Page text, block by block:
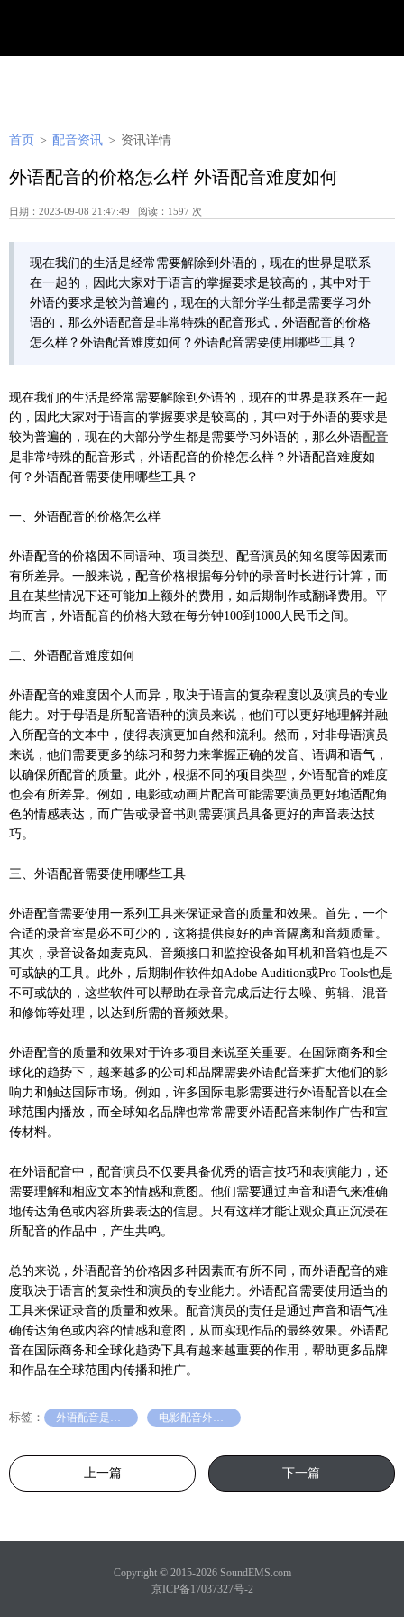
首页 > 配音资讯 > 资讯详情
外语配音的价格怎么样 外语配音难度如何
日期：2023-09-08 21:47:49 阅读：1597 次
现在我们的生活是经常需要解除到外语的，现在的世界是联系
在一起的，因此大家对于语言的掌握要求是较高的，其中对于
外语的要求是较为普遍的，现在的大部分学生都是需要学习外
语的，那么外语配音是非常特殊的配音形式，外语配音的价格
怎么样？外语配音难度如何？外语配音需要使用哪些工具？
现在我们的生活是经常需要解除到外语的，现在的世界是联系在一起
的，因此大家对于语言的掌握要求是较高的，其中对于外语的要求是
较为普遍的，现在的大部分学生都是需要学习外语的，那么外语配音
是非常特殊的配音形式，外语配音的价格怎么样？外语配音难度如
何？外语配音需要使用哪些工具？
一、外语配音的价格怎么样
外语配音的价格因不同语种、项目类型、配音演员的知名度等因素而
有所差异。一般来说，配音价格根据每分钟的录音时长进行计算，而
且在某些情况下还可能加上额外的费用，如后期制作或翻译费用。平
均而言，外语配音的价格大致在每分钟100到1000人民币之间。
二、外语配音难度如何
外语配音的难度因个人而异，取决于语言的复杂程度以及演员的专业
能力。对于母语是所配音语种的演员来说，他们可以更好地理解并融
入所配音的文本中，使得表演更加自然和流利。然而，对非母语演员
来说，他们需要更多的练习和努力来掌握正确的发音、语调和语气，
以确保所配音的质量。此外，根据不同的项目类型，外语配音的难度
也会有所差异。例如，电影或动画片配音可能需要演员更好地适配角
色的情感表达，而广告或录音书则需要演员具备更好的声音表达技
巧。
三、外语配音需要使用哪些工具
外语配音需要使用一系列工具来保证录音的质量和效果。首先，一个
合适的录音室是必不可少的，这将提供良好的声音隔离和音频质量。
其次，录音设备如麦克风、音频接口和监控设备如耳机和音箱也是不
可或缺的工具。此外，后期制作软件如Adobe Audition或Pro Tools也是
不可或缺的，这些软件可以帮助在录音完成后进行去噪、剪辑、混音
和修饰等处理，以达到所需的音频效果。
外语配音的质量和效果对于许多项目来说至关重要。在国际商务和全
球化的趋势下，越来越多的公司和品牌需要外语配音来扩大他们的影
响力和触达国际市场。例如，许多国际电影需要进行外语配音以在全
球范围内播放，而全球知名品牌也常常需要外语配音来制作广告和宣
传材料。
在外语配音中，配音演员不仅要具备优秀的语言技巧和表演能力，还
需要理解和相应文本的情感和意图。他们需要通过声音和语气来准确
地传达角色或内容所要表达的信息。只有这样才能让观众真正沉浸在
所配音的作品中，产生共鸣。
总的来说，外语配音的价格因多种因素而有所不同，而外语配音的难
度取决于语言的复杂性和演员的专业能力。外语配音需要使用适当的
工具来保证录音的质量和效果。配音演员的责任是通过声音和语气准
确传达角色或内容的情感和意图，从而实现作品的最终效果。外语配
音在国际商务和全球化趋势下具有越来越重要的作用，帮助更多品牌
和作品在全球范围内传播和推广。
标签：
上一篇 下一篇
Copyright © 2015-2026 SoundEMS.com
京ICP备17037327号-2